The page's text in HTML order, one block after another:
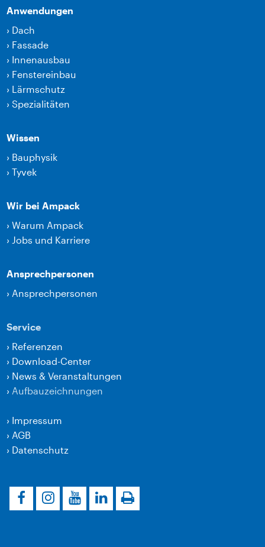
Anwendungen
› Dach
› Fassade
› Innenausbau
› Fenstereinbau
› Lärmschutz
›Spezialitäten
Wissen
› Bauphysik
›Tyvek
Wir bei Ampack
›Warum Ampack
›Jobs und Karriere
Ansprechpersonen
› Ansprechpersonen
Service
› Referenzen
› Download-Center
› News & Veranstaltungen
› Aufbauzeichnungen
› Impressum
› AGB
› Datenschutz